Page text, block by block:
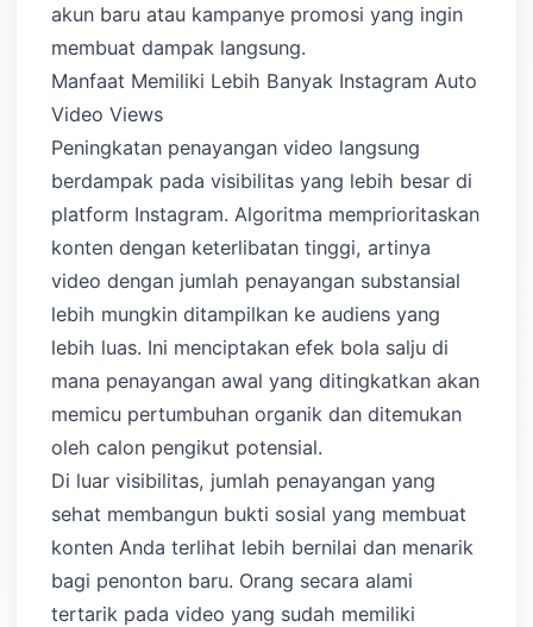
akun baru atau kampanye promosi yang ingin
membuat dampak langsung.
Manfaat Memiliki Lebih Banyak Instagram Auto
Video Views
Peningkatan penayangan video langsung
berdampak pada visibilitas yang lebih besar di
platform Instagram. Algoritma memprioritaskan
konten dengan keterlibatan tinggi, artinya
video dengan jumlah penayangan substansial
lebih mungkin ditampilkan ke audiens yang
lebih luas. Ini menciptakan efek bola salju di
mana penayangan awal yang ditingkatkan akan
memicu pertumbuhan organik dan ditemukan
oleh calon pengikut potensial.
Di luar visibilitas, jumlah penayangan yang
sehat membangun bukti sosial yang membuat
konten Anda terlihat lebih bernilai dan menarik
bagi penonton baru. Orang secara alami
tertarik pada video yang sudah memiliki